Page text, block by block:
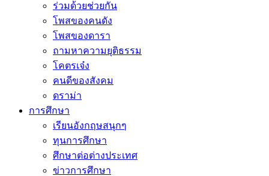
ร่วมด้วยช่วยกัน
โพสของคนดัง
โพสของดารา
ถามหาความยุติธรรม
โคตรเจ๋ง
คนดีของสังคม
ดราม่า
การศึกษา
เรียนอังกฤษสนุกๆ
ทุนการศึกษา
ศึกษาต่อต่างประเทศ
ข่าวการศึกษา